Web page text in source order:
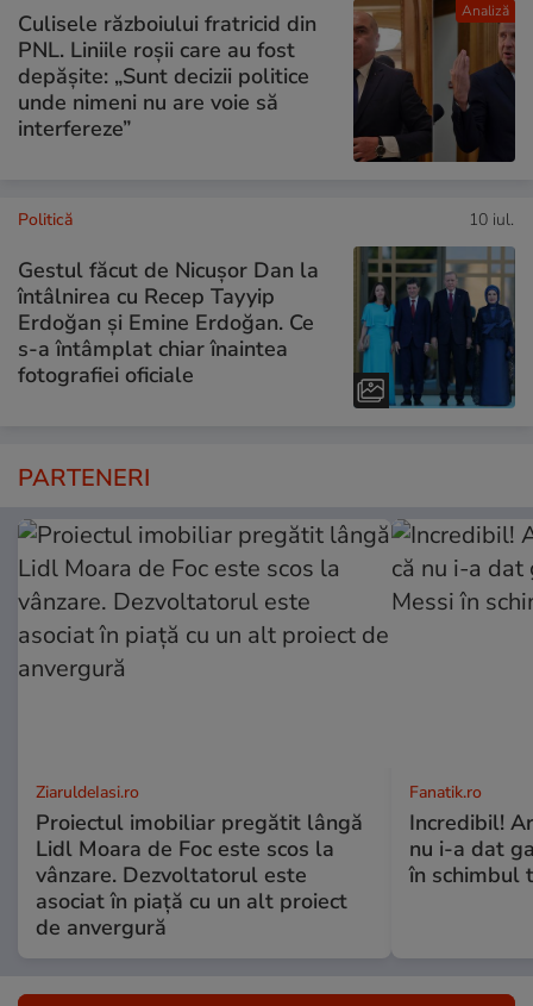
Analiză
Culisele războiului fratricid din
PNL. Liniile roșii care au fost
depășite: „Sunt decizii politice
unde nimeni nu are voie să
interfereze”
Politică 10 iul.
Gestul făcut de Nicușor Dan la
întâlnirea cu Recep Tayyip
Erdoğan și Emine Erdoğan. Ce
s-a întâmplat chiar înaintea
fotografiei oficiale
PARTENERI
ZiaruldeIasi.ro
Proiectul imobiliar pregătit lângă
Lidl Moara de Foc este scos la
vânzare. Dezvoltatorul este
asociat în piață cu un alt proiect
de anvergură
Fanatik.ro
Incredibil!
nu i-a dat
în schimbul